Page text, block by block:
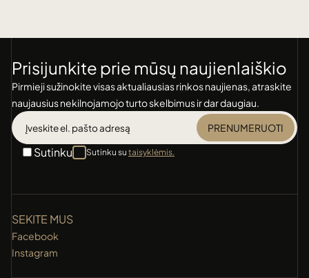
Prisijunkite prie mūsų naujienlaiškio
Pirmieji sužinokite visas aktualiausias rinkos naujienas, atraskite
naujausius nekilnojamojo turto skelbimus ir dar daugiau.
PRENUMERUOTI
Sutinku Sutinku su taisyklėmis.
SEKITE MUS
Facebook
Instagram